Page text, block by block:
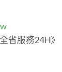
省服務24H》